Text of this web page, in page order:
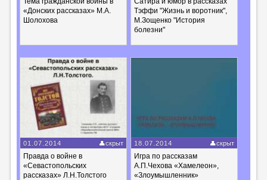
«Донских рассказах» М.А.
Шолохова
Тэффи "Жизнь и воротник",
М.Зощенко "История
болезни"
01.07.2014 скрыт
Правда о войне в
«Севастопольских
рассказах» Л.Н.Толстого
18.07.2014 скрыт
Игра по рассказам
А.П.Чехова «Хамелеон»,
«Злоумышленник»